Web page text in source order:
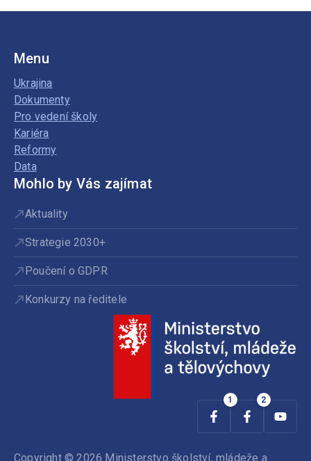
Menu
Ukrajina
Dokumenty
Pro vedení školy
Kariéra
Reformy
Data
Mohlo by Vás zajímat
Aktuality
Strategie 2030+
Poučení o GDPR
Konkurzy na ředitele
Copyright © 2026 Ministerstvo školství, mládeže a